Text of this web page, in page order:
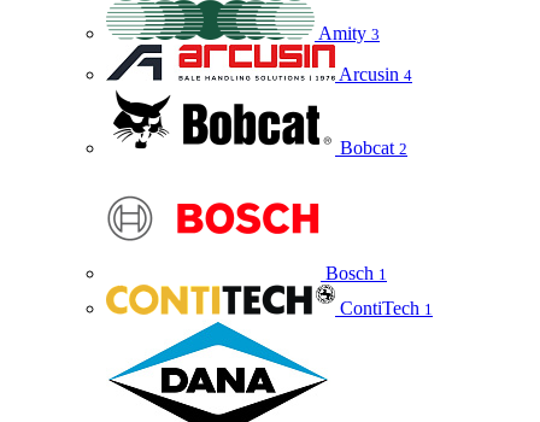
Amity 3
Arcusin 4
Bobcat 2
Bosch 1
ContiTech 1